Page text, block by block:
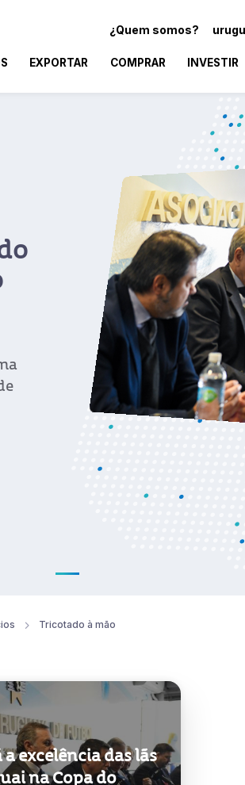
¿Quem somos?
EXPORTAR COMPRAR INVESTIR
Tricotado à mão
excelência das lãs
na Copa do